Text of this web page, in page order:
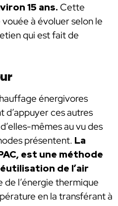
15 ans.Cette
à évoluer selon le
qui est fait de
énergivores
d’appuyer ces autres
mêmes au vu des
présentent. La
est une méthode
de l’air
de l’énergie thermique
en la transférant à